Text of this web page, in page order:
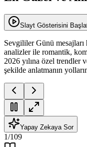
Slayt Gösterisini
Sevgililer Günü
analizler ile romantik,
2026 yılına özel trendler
şekilde anlatmanın
Yapay Zekaya Sor
1/109